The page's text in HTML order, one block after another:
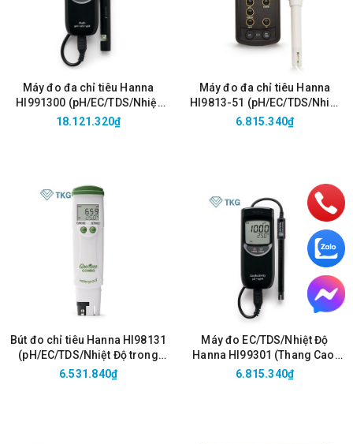
Máy đo đa chỉ tiêu Hanna
HI991300 (pH/EC/TDS/Nhiệt
độ thang thấp)
18.121.320₫
Máy đo đa chỉ tiêu Hanna
HI9813-51 (pH/EC/TDS/Nhiệt
độ thang cao)
6.815.340₫
Bút đo chỉ tiêu Hanna HI98131
(pH/EC/TDS/Nhiệt Độ trong
thủy canh)
6.531.840₫
Máy đo EC/TDS/Nhiệt Độ
Hanna HI99301 (Thang Cao,
0.00 to 20.00 mS/cm, 0.00 to
6.815.340₫